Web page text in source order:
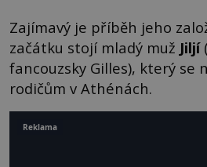
Zajímavý je příběh jeho
začátku stojí mladý muž Jiljí
fancouzsky Gilles), který se
rodičům v Athénách.
Reklama